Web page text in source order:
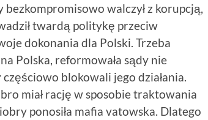
walczył z korupcją,
twardą politykę przeciw
dokonania dla Polski. Trzeba
Polska, reformowała sądy nie
blokowali jego działania.
miał rację w sposobie traktowania
ponosiła mafia vatowska. Dlatego